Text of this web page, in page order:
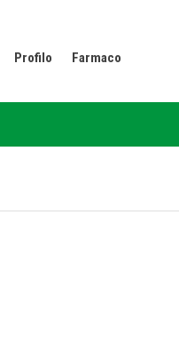
Profilo Farmaco